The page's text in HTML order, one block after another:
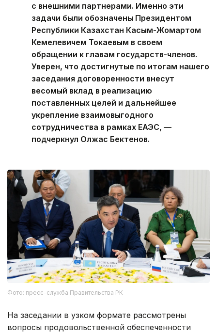
с внешними партнерами. Именно эти
задачи были обозначены Президентом
Республики Казахстан Касым-Жомартом
Кемелевичем Токаевым в своем
обращении к главам государств-членов.
Уверен, что достигнутые по итогам нашего
заседания договоренности внесут
весомый вклад в реализацию
поставленных целей и дальнейшее
укрепление взаимовыгодного
сотрудничества в рамках ЕАЭС, —
подчеркнул Олжас Бектенов.
Фото: пресс-служба Правительства РК
На заседании в узком формате рассмотрены
вопросы продовольственной обеспеченности